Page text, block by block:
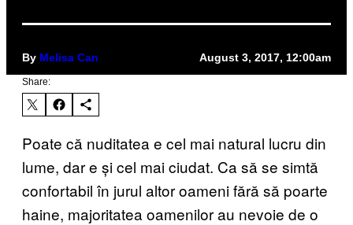
By Melisa Can August 3, 2017, 12:00am
Share:
Poate că nuditatea e cel mai natural lucru din
lume, dar e și cel mai ciudat. Ca să se simtă
confortabil în jurul altor oameni fără să poarte
haine, majoritatea oamenilor au nevoie de o